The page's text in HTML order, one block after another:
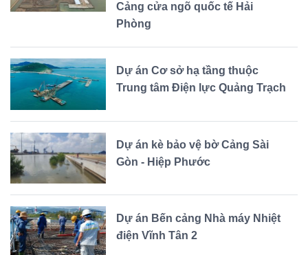
Cảng cửa ngõ quốc tế Hải
Phòng
Dự án Cơ sở hạ tầng thuộc
Trung tâm Điện lực Quảng Trạch
Dự án kè bảo vệ bờ Cảng Sài
Gòn - Hiệp Phước
Dự án Bến cảng Nhà máy Nhiệt
điện Vĩnh Tân 2